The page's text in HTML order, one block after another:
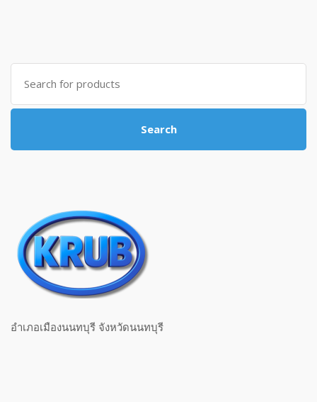
Search for:
Search
อำเภอเมืองนนทบุรี จังหวัดนนทบุรี